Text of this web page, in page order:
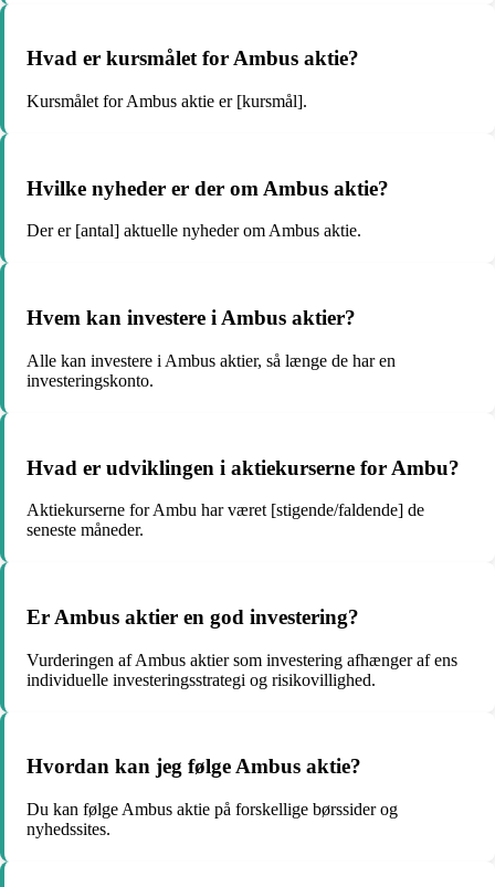
Hvad er kursmålet for Ambus aktie?
Kursmålet for Ambus aktie er [kursmål].
Hvilke nyheder er der om Ambus aktie?
Der er [antal] aktuelle nyheder om Ambus aktie.
Hvem kan investere i Ambus aktier?
Alle kan investere i Ambus aktier, så længe de har en
investeringskonto.
Hvad er udviklingen i aktiekurserne for Ambu?
Aktiekurserne for Ambu har været [stigende/faldende] de
seneste måneder.
Er Ambus aktier en god investering?
Vurderingen af Ambus aktier som investering afhænger af ens
individuelle investeringsstrategi og risikovillighed.
Hvordan kan jeg følge Ambus aktie?
Du kan følge Ambus aktie på forskellige børssider og
nyhedssites.